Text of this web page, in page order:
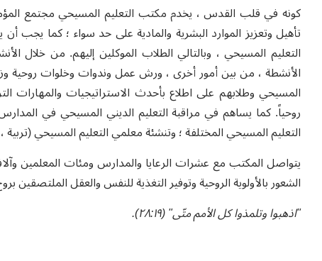
كونه في قلب القدس ، يخدم مكتب التعليم المسيحي مجتمع
تأهيل وتعزيز الموارد البشرية والمادية على حد سواء ؛ كما
التعليم المسيحي ، وبالتالي الطلاب الموكلين إليهم. من
الأنشطة ، من بين أمور أخرى ، ورش عمل وندوات وخلوات روحية
المسيحي وطلابهم على اطلاع بأحدث الاستراتيجيات والمهارات
روحياً. كما يساهم في مراقبة التعليم الديني المسيحي في
التعليم المسيحي المختلفة ؛ وتنشئة معلمي التعليم المسيحي
يتواصل المكتب مع عشرات الرعايا والمدارس ومئات المعلمين
الشعور بالأولوية الروحية وتوفير التغذية للنفس والعقل الملتصقين
"اذهبوا وتلمذوا كل الأمم متّى" (٢٨:١٩).